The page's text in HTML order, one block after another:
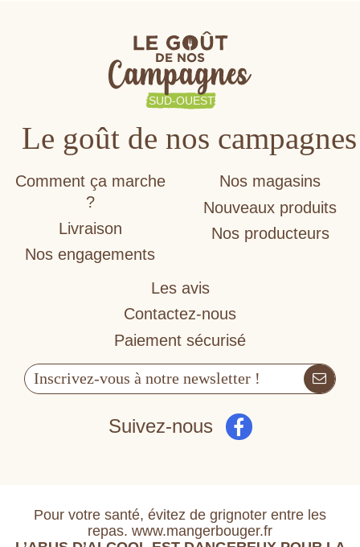
Le goût de nos campagnes
Comment ça marche
?
Livraison
Nos engagements
Nos magasins
Nouveaux produits
Nos producteurs
Les avis
Contactez-nous
Paiement sécurisé
Suivez-nous
Pour votre santé, évitez de grignoter entre les
repas. www.mangerbouger.fr